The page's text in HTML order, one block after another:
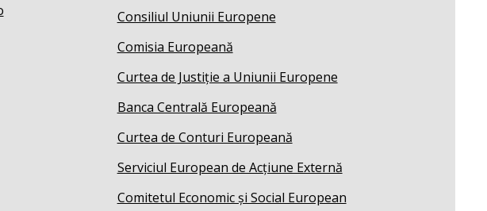
Consiliul Uniunii Europene
Comisia Europeană
Curtea de Justiție a Uniunii Europene
Banca Centrală Europeană
Curtea de Conturi Europeană
Serviciul European de Acțiune Externă
Comitetul Economic și Social European